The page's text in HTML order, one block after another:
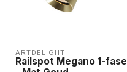
ARTDELIGHT
Railspot Megano 1-fase